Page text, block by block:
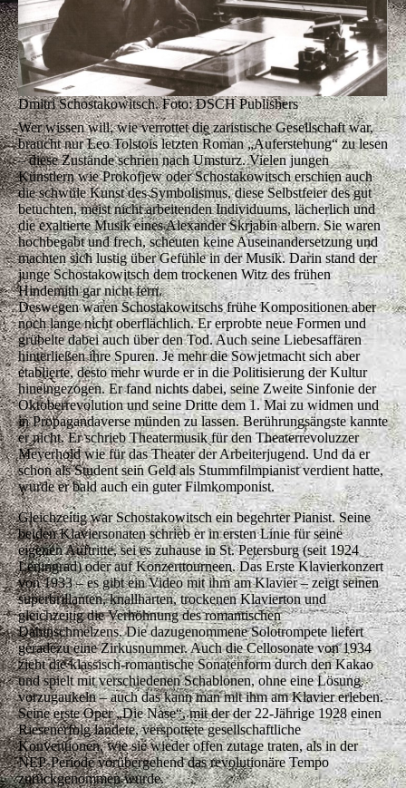
Dmitri Schostakowitsch. Foto: DSCH Publishers
Wer wissen will, wie verrottet die zaristische Gesellschaft war,
braucht nur Leo Tolstois letzten Roman „Auferstehung“ zu lesen
– diese Zustände schrien nach Umsturz. Vielen jungen
Künstlern wie Prokofjew oder Schostakowitsch erschien auch
die schwüle Kunst des Symbolismus, diese Selbstfeier des gut
betuchten, meist nicht arbeitenden Individuums, lächerlich und
die exaltierte Musik eines Alexander Skrjabin albern. Sie waren
hochbegabt und frech, scheuten keine Auseinandersetzung und
machten sich lustig über Gefühle in der Musik. Darin stand der
junge Schostakowitsch dem trockenen Witz des frühen
Hindemith gar nicht fern.
Deswegen waren Schostakowitschs frühe Kompositionen aber
noch lange nicht oberflächlich. Er erprobte neue Formen und
grübelte dabei auch über den Tod. Auch seine Liebesaffären
hinterließen ihre Spuren. Je mehr die Sowjetmacht sich aber
etablierte, desto mehr wurde er in die Politisierung der Kultur
hineingezogen. Er fand nichts dabei, seine Zweite Sinfonie der
Oktoberrevolution und seine Dritte dem 1. Mai zu widmen und
in Propagandaverse münden zu lassen. Berührungsängste kannte
er nicht. Er schrieb Theatermusik für den Theaterrevoluzzer
Meyerhold wie für das Theater der Arbeiterjugend. Und da er
schon als Student sein Geld als Stummfilmpianist verdient hatte,
wurde er bald auch ein guter Filmkomponist.
Gleichzeitig war Schostakowitsch ein begehrter Pianist. Seine
beiden Klaviersonaten schrieb er in ersten Linie für seine
eigenen Auftritte, sei es zuhause in St. Petersburg (seit 1924
Leningrad) oder auf Konzerttourneen. Das Erste Klavierkonzert
von 1933 – es gibt ein Video mit ihm am Klavier – zeigt seinen
superbrillanten, knallharten, trockenen Klavierton und
gleichzeitig die Verhöhnung des romantischen
Dahinschmelzens. Die dazugenommene Solotrompete liefert
geradezu eine Zirkusnummer. Auch die Cellosonate von 1934
zieht die klassisch-romantische Sonatenform durch den Kakao
und spielt mit verschiedenen Schablonen, ohne eine Lösung
vorzugaukeln – auch das kann man mit ihm am Klavier erleben.
Seine erste Oper „Die Nase“, mit der der 22-Jährige 1928 einen
Riesenerfolg landete, verspottete gesellschaftliche
Konventionen, wie sie wieder offen zutage traten, als in der
NEP-Periode vorübergehend das revolutionäre Tempo
zurückgenommen wurde.